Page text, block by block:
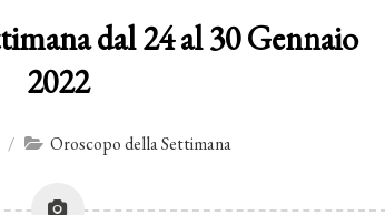
dal 24 al 30 Gennaio
2022
/ Oroscopo della Settimana